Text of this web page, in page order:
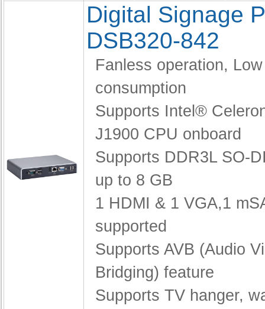
Digital Signage
DSB320-842
Fanless operation,
consumption
Supports Intel®
J1900 CPU onboard
Supports DDR3L SO-
up to 8 GB
1 HDMI & 1 VGA,1
supported
Supports AVB (Audio
Bridging) feature
Supports TV hanger,